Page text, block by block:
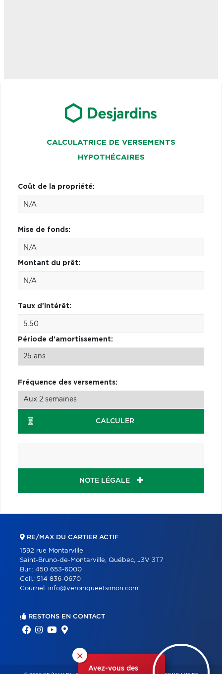
CALCULATRICE DE VERSEMENTS
HYPOTHÉCAIRES
Coût de la propriété:
Mise de fonds:
Montant du prêt:
Taux d'intérêt:
Période d'amortissement:
Fréquence des versements:
CALCULER
NOTE LÉGALE
×
Avez-vous des
RE/MAX DU CARTIER ACTIF
1592 rue Montarville
Saint-Bruno-de-Montarville, Québec, J3V 3T7
Bur.: 450 653-6000
Cell.: 514 836-0670
Courriel: info@veroniqueetsimon.com
RESTONS EN CONTACT